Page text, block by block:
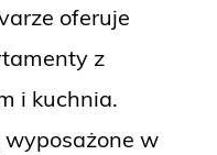
oferuje
z
i kuchnia.
w